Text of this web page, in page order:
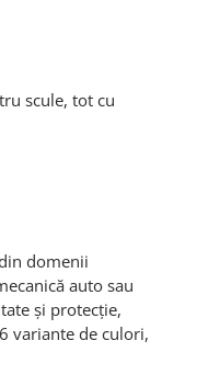
scule, tot cu
domenii
auto sau
și protecție,
variante de culori,